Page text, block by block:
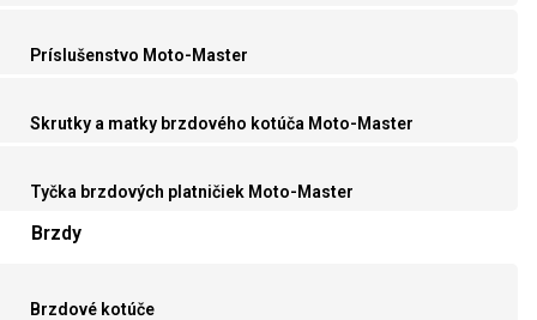
Príslušenstvo Moto-Master
Skrutky a matky brzdového kotúča Moto-Master
Tyčka brzdových platničiek Moto-Master
Brzdy
Brzdové kotúče